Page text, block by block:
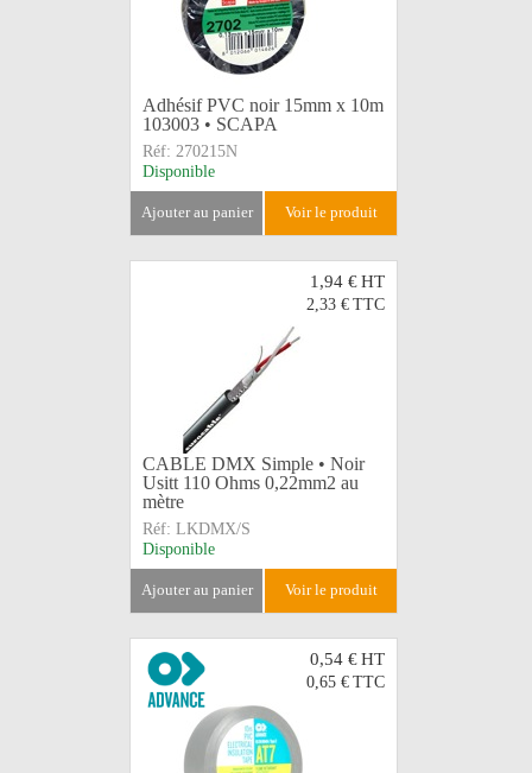
Adhésif PVC noir 15mm x 10m
103003 • SCAPA
Réf: 270215N
Disponible
ajouter au panier voir le produit
1,94 €HT
2,33 € TTC
CABLE DMX Simple • Noir
Usitt 110 Ohms 0,22mm2 au
mètre
Réf: LKDMX/S
Disponible
ajouter au panier voir le produit
0,54 €HT
0,65 € TTC